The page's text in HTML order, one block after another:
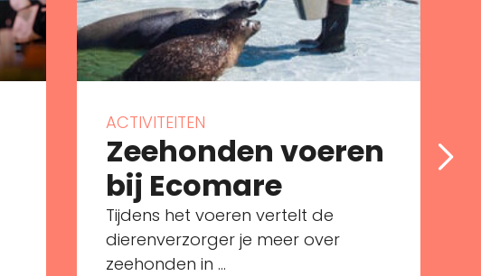
ACTIVITEITEN
Zeehonden voeren
bij Ecomare
Tijdens het voeren vertelt de
dierenverzorger je meer over
zeehonden in ...